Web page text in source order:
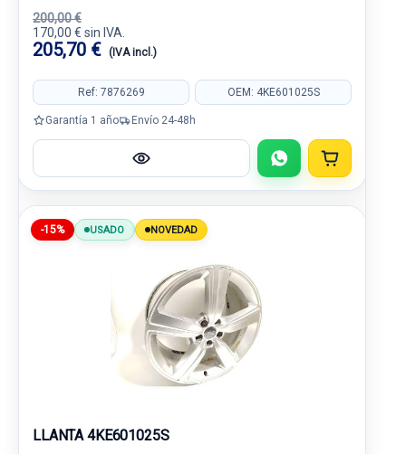
200,00 €
170,00 € sin IVA.
205,70 € (IVA incl.)
Ref: 7876269 OEM: 4KE601025S
Garantía 1 año Envío 24-48h
-15% USADO NOVEDAD
LLANTA 4KE601025S